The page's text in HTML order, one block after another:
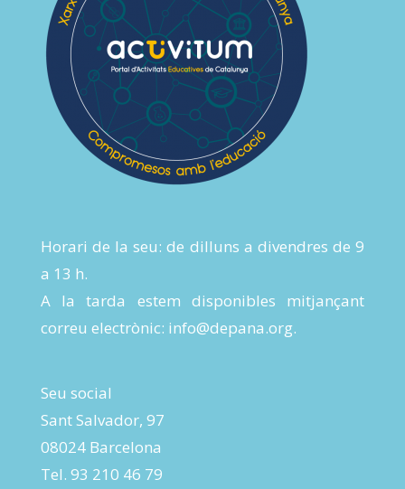
Horari de la seu: de dilluns a divendres de 9
a 13 h.
A la tarda estem disponibles mitjançant
correu electrònic: info@depana.org.
Seu social
Sant Salvador, 97
08024 Barcelona
Tel. 93 210 46 79